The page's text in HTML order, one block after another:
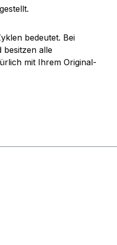
bedeutet. Bei
besitzen alle
mit Ihrem Original-